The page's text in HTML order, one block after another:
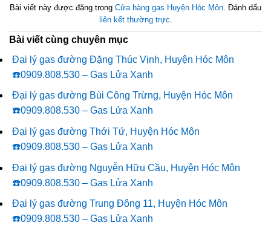
Bài viết này được đăng trong Cửa hàng gas Huyện Hóc Môn. Đánh dấu
liên kết thường trực.
Bài viết cùng chuyên mục
Đại lý gas đường Đặng Thúc Vịnh, Huyện Hóc Môn
☎️0909.808.530 – Gas Lửa Xanh
Đại lý gas đường Bùi Công Trừng, Huyện Hóc Môn
☎️0909.808.530 – Gas Lửa Xanh
Đại lý gas đường Thới Tứ, Huyện Hóc Môn
☎️0909.808.530 – Gas Lửa Xanh
Đại lý gas đường Nguyễn Hữu Cầu, Huyện Hóc Môn
☎️0909.808.530 – Gas Lửa Xanh
Đại lý gas đường Trung Đông 11, Huyện Hóc Môn
☎️0909.808.530 – Gas Lửa Xanh